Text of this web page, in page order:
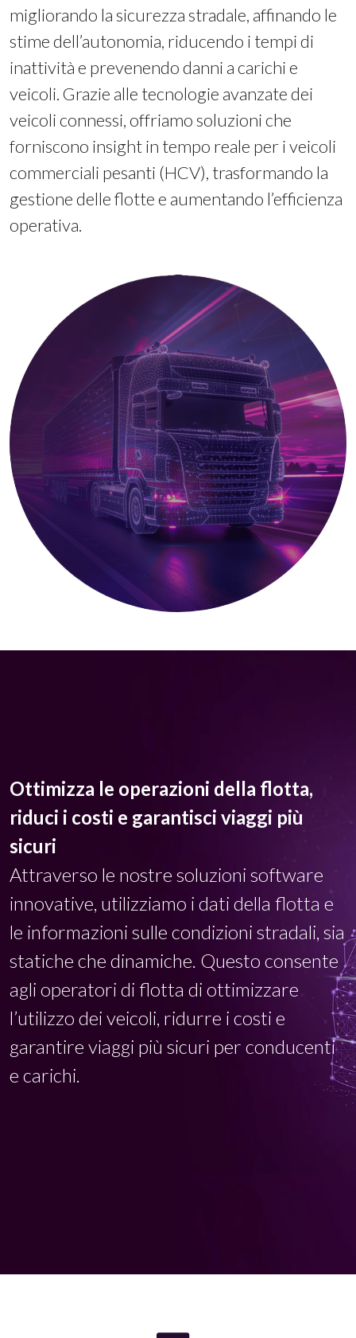
migliorando la sicurezza stradale, affinando le
stime dell’autonomia, riducendo i tempi di
inattività e prevenendo danni a carichi e
veicoli. Grazie alle tecnologie avanzate dei
veicoli connessi, offriamo soluzioni che
forniscono insight in tempo reale per i veicoli
commerciali pesanti (HCV), trasformando la
gestione delle flotte e aumentando l’efficienza
operativa.
Ottimizza le operazioni della flotta,
riduci i costi e garantisci viaggi più
sicuri
Attraverso le nostre soluzioni software
innovative, utilizziamo i dati della flotta e
le informazioni sulle condizioni stradali, sia
statiche che dinamiche. Questo consente
agli operatori di flotta di ottimizzare
l’utilizzo dei veicoli, ridurre i costi e
garantire viaggi più sicuri per conducenti
e carichi.